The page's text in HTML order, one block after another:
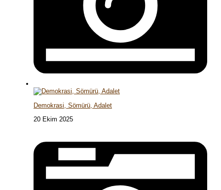
Demokrasi, Sömürü, Adalet
20 Ekim 2025